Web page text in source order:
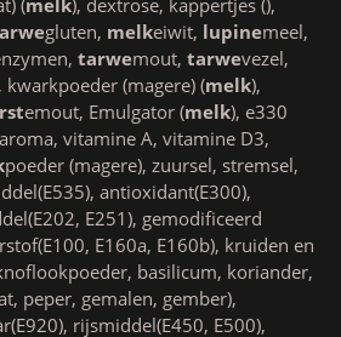
(melk), dextrose, kappertjes (),
gluten, melkeiwit, lupinemeel,
tarwemout, tarwevezel,
kwarkpoeder (magere) (melk),
emout, Emulgator (melk), e330
vitamine A, vitamine D3,
poeder (magere), zuursel, stremsel,
antioxidant(E300),
E251), gemodificeerd
E160a, E160b), kruiden en
basilicum, koriander,
peper, gemalen, gember),
rijsmiddel(E450, E500),